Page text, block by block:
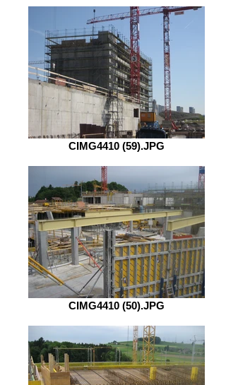
CIMG4410 (59).JPG
CIMG4410 (50).JPG